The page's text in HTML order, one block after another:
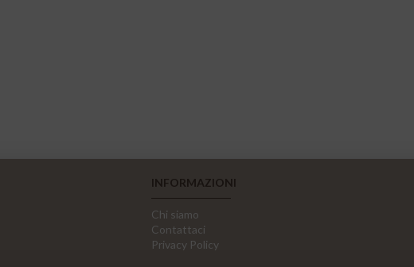
INFORMAZIONI
Chi siamo
Contattaci
Privacy Policy